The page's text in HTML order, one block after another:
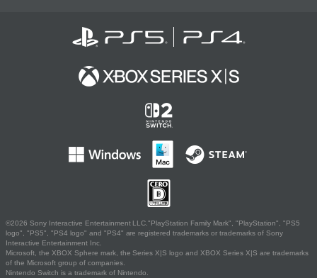
©2026 Sony Interactive Entertainment LLC."PlayStation Family Mark", "PlayStation", "PS5
logo", "PS5", "PS4 logo" and "PS4" are registered trademarks or trademarks of Sony
Interactive Entertainment Inc.
Microsoft, the XBOX Sphere mark, the Series X|S logo and XBOX Series X|S are trademarks
of the Microsoft group of companies.
Nintendo Switch is a trademark of Nintendo.